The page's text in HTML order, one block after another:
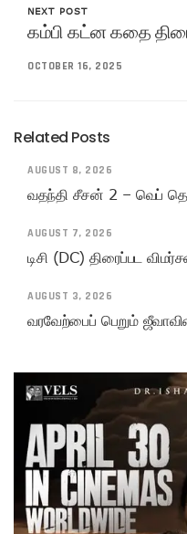
NEXT POST
கம்பி கட்ன கதை
OCTOBER 16, 2025
Related Posts
AUGUST 8, 2026
வதந்தி சீசன் 2 – வெப்
AUGUST 7, 2026
டிசி (DC) திரைப்பட
AUGUST 3, 2026
வரவேற்பைப் பெறும்